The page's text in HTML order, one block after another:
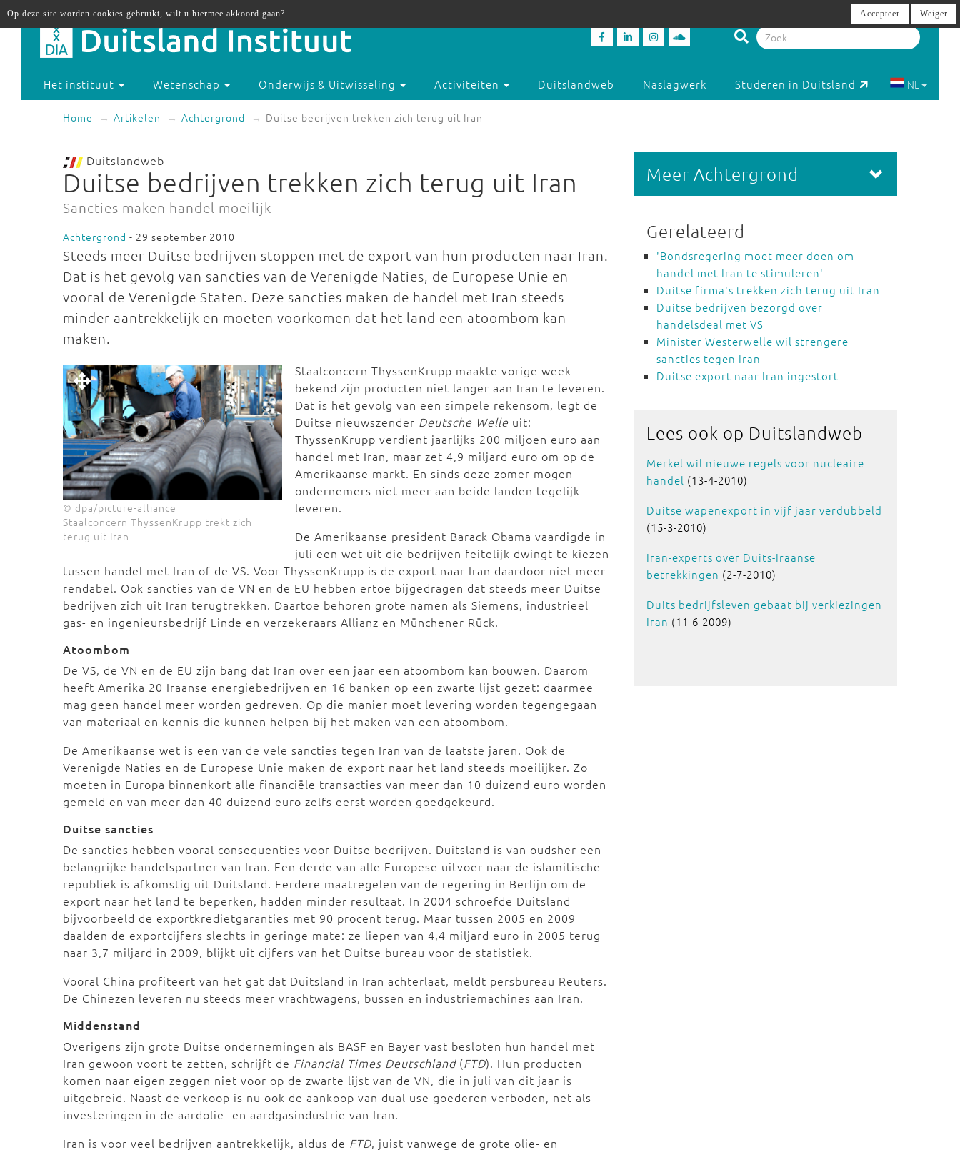
Het instituut Wetenschap Onderwijs & Uitwisseling Activiteiten Duitslandweb Naslagwerk Studeren in Duitsland NL
Home Artikelen Achtergrond Duitse bedrijven trekken zich terug uit Iran
Duitslandweb
Duitse bedrijven trekken zich terug uit Iran
Sancties maken handel moeilijk
Achtergrond - 29 september 2010
Steeds meer Duitse bedrijven stoppen met de export van hun producten naar Iran.
Dat is het gevolg van sancties van de Verenigde Naties, de Europese Unie en
vooral de Verenigde Staten. Deze sancties maken de handel met Iran steeds
minder aantrekkelijk en moeten voorkomen dat het land een atoombom kan
maken.
© dpa/picture-alliance
Staalconcern ThyssenKrupp trekt zich
terug uit Iran
Staalconcern ThyssenKrupp maakte vorige week
bekend zijn producten niet langer aan Iran te leveren.
Dat is het gevolg van een simpele rekensom, legt de
Duitse nieuwszender Deutsche Welle uit:
ThyssenKrupp verdient jaarlijks 200 miljoen euro aan
handel met Iran, maar zet 4,9 miljard euro om op de
Amerikaanse markt. En sinds deze zomer mogen
ondernemers niet meer aan beide landen tegelijk
leveren.
De Amerikaanse president Barack Obama vaardigde in
juli een wet uit die bedrijven feitelijk dwingt te kiezen
tussen handel met Iran of de VS. Voor ThyssenKrupp is de export naar Iran daardoor niet meer
rendabel. Ook sancties van de VN en de EU hebben ertoe bijgedragen dat steeds meer Duitse
bedrijven zich uit Iran terugtrekken. Daartoe behoren grote namen als Siemens, industrieel
gas- en ingenieursbedrijf Linde en verzekeraars Allianz en Münchener Rück.
Atoombom
De VS, de VN en de EU zijn bang dat Iran over een jaar een atoombom kan bouwen. Daarom
heeft Amerika 20 Iraanse energiebedrijven en 16 banken op een zwarte lijst gezet: daarmee
mag geen handel meer worden gedreven. Op die manier moet levering worden tegengegaan
van materiaal en kennis die kunnen helpen bij het maken van een atoombom.
De Amerikaanse wet is een van de vele sancties tegen Iran van de laatste jaren. Ook de
Verenigde Naties en de Europese Unie maken de export naar het land steeds moeilijker. Zo
moeten in Europa binnenkort alle financiële transacties van meer dan 10 duizend euro worden
gemeld en van meer dan 40 duizend euro zelfs eerst worden goedgekeurd.
Duitse sancties
De sancties hebben vooral consequenties voor Duitse bedrijven. Duitsland is van oudsher een
belangrijke handelspartner van Iran. Een derde van alle Europese uitvoer naar de islamitische
republiek is afkomstig uit Duitsland. Eerdere maatregelen van de regering in Berlijn om de
export naar het land te beperken, hadden minder resultaat. In 2004 schroefde Duitsland
bijvoorbeeld de exportkredietgaranties met 90 procent terug. Maar tussen 2005 en 2009
daalden de exportcijfers slechts in geringe mate: ze liepen van 4,4 miljard euro in 2005 terug
naar 3,7 miljard in 2009, blijkt uit cijfers van het Duitse bureau voor de statistiek.
Vooral China profiteert van het gat dat Duitsland in Iran achterlaat, meldt persbureau Reuters.
De Chinezen leveren nu steeds meer vrachtwagens, bussen en industriemachines aan Iran.
Middenstand
Overigens zijn grote Duitse ondernemingen als BASF en Bayer vast besloten hun handel met
Iran gewoon voort te zetten, schrijft de Financial Times Deutschland(FTD). Hun producten
komen naar eigen zeggen niet voor op de zwarte lijst van de VN, die in juli van dit jaar is
uitgebreid. Naast de verkoop is nu ook de aankoop van dual use goederen verboden, net als
investeringen in de aardolie- en aardgasindustrie van Iran.
Iran is voor veel bedrijven aantrekkelijk, aldus de FTD, juist vanwege de grote olie- en
Meer Achtergrond
Gerelateerd
'Bondsregering moet meer doen om
handel met Iran te stimuleren'
Duitse firma's trekken zich terug uit Iran
Duitse bedrijven bezorgd over
handelsdeal met VS
Minister Westerwelle wil strengere
sancties tegen Iran
Duitse export naar Iran ingestort
Lees ook op Duitslandweb
Merkel wil nieuwe regels voor nucleaire
handel (13-4-2010)
Duitse wapenexport in vijf jaar verdubbeld
(15-3-2010)
Iran-experts over Duits-Iraanse
betrekkingen (2-7-2010)
Duits bedrijfsleven gebaat bij verkiezingen
Iran (11-6-2009)
Op deze site worden cookies gebruikt, wilt u hiermee akkoord gaan? Accepteer Weiger